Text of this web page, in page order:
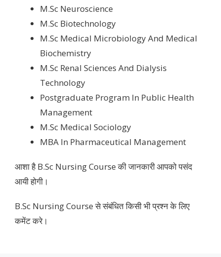
M.Sc Neuroscience
M.Sc Biotechnology
M.Sc Medical Microbiology And Medical
Biochemistry
M.Sc Renal Sciences And Dialysis
Technology
Postgraduate Program In Public Health
Management
M.Sc Medical Sociology
MBA In Pharmaceutical Management
आशा है B.Sc Nursing Course की जानकारी आपको पसंद
आयी होगी।
B.Sc Nursing Course से संबंधित किसी भी प्रश्न के लिए
कमेंट करे।